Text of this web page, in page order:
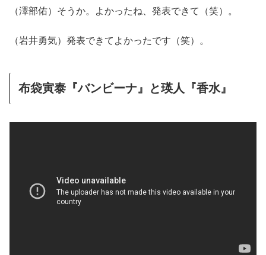
（澤部佑）そうか。よかったね、発表できて（笑）。
（岩井勇気）発表できてよかったです（笑）。
布袋寅泰『バンビーナ』と瑛人『香水』